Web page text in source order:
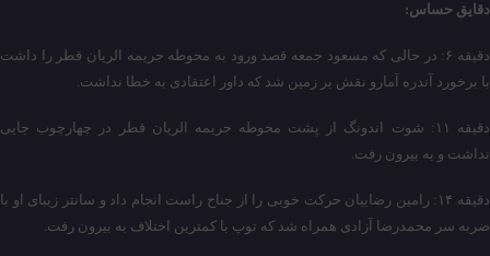
دقایق حساس:
دقیقه ۶: در حالی که مسعود جمعه قصد ورود به محوطه جریمه الریان قطر را داشت
با برخورد آندره آمارو نقش بر زمین شد که داور اعتقادی به خطا نداشت.
دقیقه ۱۱: شوت اندونگ از پشت محوطه جریمه الریان قطر در چهارچوب جایی
نداشت و به بیرون رفت.
دقیقه ۱۴: رامین رضاییان حرکت خوبی را از جناح راست انجام داد و سانتر زیبای او با
ضربه سر محمدرضا آزادی همراه شد که توپ با کمترین اختلاف به بیرون رفت.